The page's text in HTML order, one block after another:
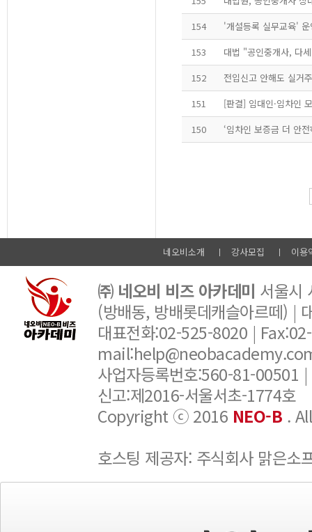
154
153
152
전입신고 안해도 실거
151
150
‘임차인 보증금 더 안
네오비소개 강사모집 이용
㈜ 네오비 비즈 아카데미 서울시
(방배동, 방배롯데캐슬아르떼) |
대표전화:02-525-8020 |
사업자등록번호:560-81-00501
신고:제2016-서울서초-1774호
Copyright ⓒ 2016 NEO-B .
호스팅 제공자: 주식회사 맑은소